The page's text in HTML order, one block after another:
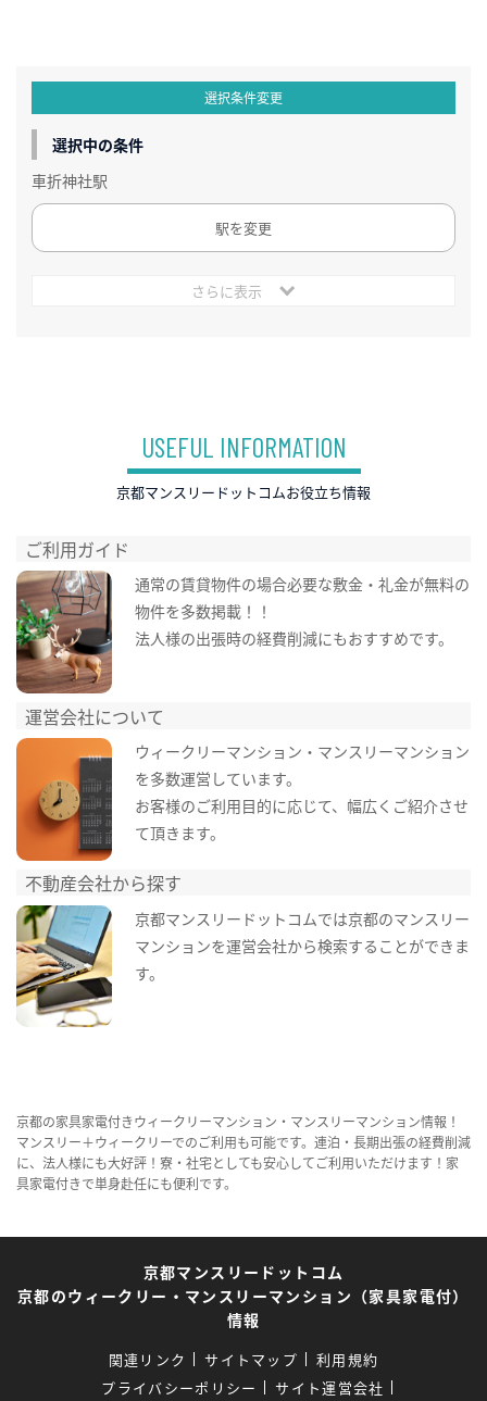
選択条件変更
選択中の条件
車折神社駅
駅を変更
さらに表示
USEFUL INFORMATION
京都マンスリードットコムお役立ち情報
ご利用ガイド
通常の賃貸物件の場合必要な敷金・礼金が無料の
物件を多数掲載！！
法人様の出張時の経費削減にもおすすめです。
運営会社について
ウィークリーマンション・マンスリーマンション
を多数運営しています。
お客様のご利用目的に応じて、幅広くご紹介させ
て頂きます。
不動産会社から探す
京都マンスリードットコムでは京都のマンスリー
マンションを運営会社から検索することができま
す。
京都の家具家電付きウィークリーマンション・マンスリーマンション情報！
マンスリー＋ウィークリーでのご利用も可能です。連泊・長期出張の経費削減
に、法人様にも大好評！寮・社宅としても安心してご利用いただけます！家
具家電付きで単身赴任にも便利です。
京都マンスリードットコム
京都のウィークリー・マンスリーマンション（家具家電付）
情報
関連リンク サイトマップ
利用規約
プライバシーポリシー
サイト運営会社